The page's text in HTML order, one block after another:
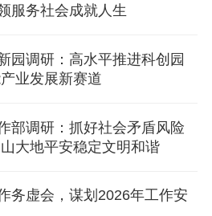
服务社会成就人生
园调研：高水平推进科创园
业发展新赛道
部调研：抓好社会矛盾风险
大地平安稳定文明和谐
务虚会，谋划2026年工作安